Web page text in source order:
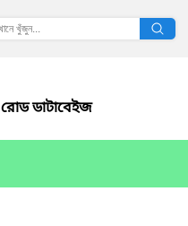
রোড ডাটাবেইজ